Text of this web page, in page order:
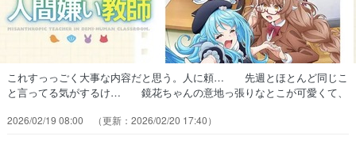
これすっっごく大事な内容だと思う。人に頼… 先週とほとんど同じこ
と言ってる気がするけ… 鏡花ちゃんの意地っ張りなとこが可愛くて、
り下げのなかった鏡花これで… 試験も下らない内容。ここでリタイア
2026/02/19 08:00 2026/02/20 17:40